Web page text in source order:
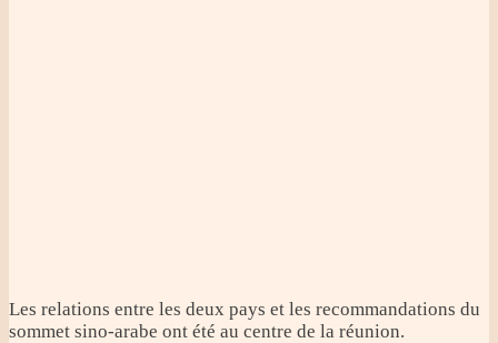
Les relations entre les deux pays et les recommandations du
sommet sino-arabe ont été au centre de la réunion.